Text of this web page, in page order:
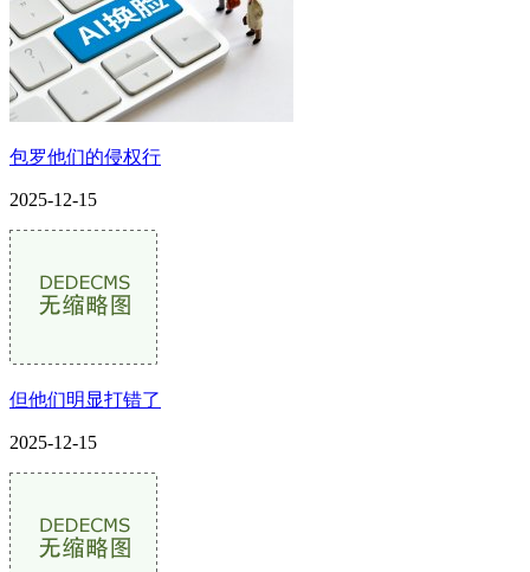
包罗他们的侵权行
2025-12-15
但他们明显打错了
2025-12-15